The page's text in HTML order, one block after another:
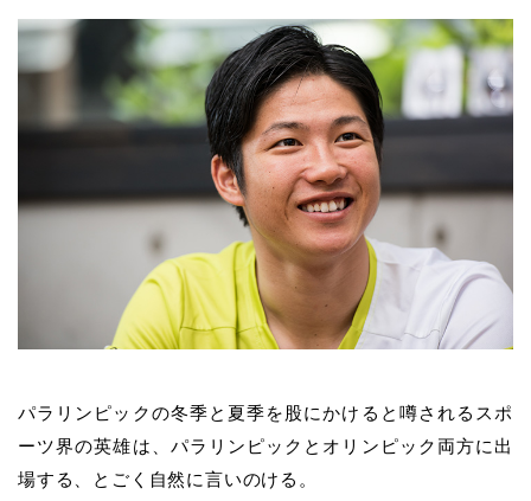
パラリンピックの冬季と夏季を股にかけると噂されるスポ
ーツ界の英雄は、パラリンピックとオリンピック両方に出
場する、とごく自然に言いのける。